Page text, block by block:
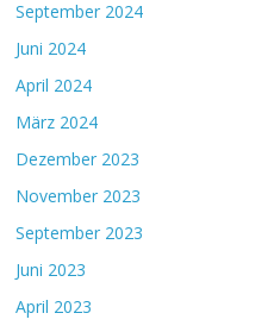
September 2024
Juni 2024
April 2024
März 2024
Dezember 2023
November 2023
September 2023
Juni 2023
April 2023